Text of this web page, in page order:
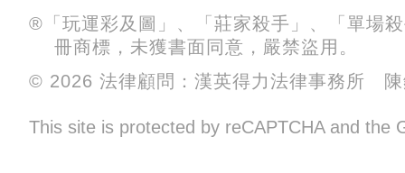
®「玩運彩及圖」、「莊家殺手」、「單場
冊商標，未獲書面同意，嚴禁盜用。
© 2026 法律顧問：漢英得力法律事務所 陳
This site is protected by reCAPTCHA and the